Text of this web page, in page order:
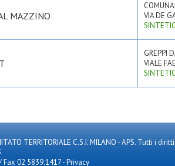
MAZZINO
VIA DE
GREPPI
VIALE
TERRITORIALE C.S.I. MILANO - APS. Tutti i
Fax 02 5839.1417-Privacy